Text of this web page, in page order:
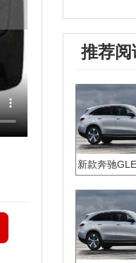
推荐阅
新款奔驰